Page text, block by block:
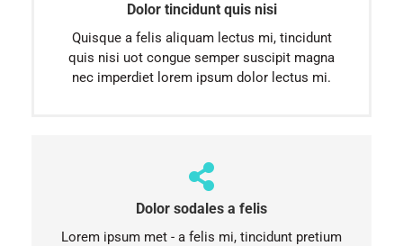
Dolor tincidunt quis nisi
Quisque a felis aliquam lectus mi, tincidunt
quis nisi uot congue semper suscipit magna
nec imperdiet lorem ipsum dolor lectus mi.
Dolor sodales a felis
Lorem ipsum met - a felis mi, tincidunt pretium